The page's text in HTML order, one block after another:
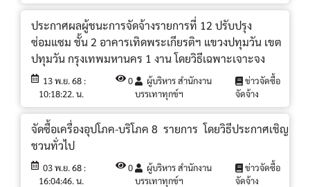
ประกาศผลผู้ชนะการจัดจ้างรายการที่ 12 ปรับปรุง
ซ่อมแซม ชั้น 2 อาคารเทิดพระเกียรติฯ แขวงปทุมวัน เขต
ปทุมวัน กรุงเทพมหานคร 1 งาน โดยวิธีเฉพาะเจาะจง
13 พ.ย. 68 :
10:18:22. น.
0
ผู้บริหาร สำนักงาน
บรรเทาทุกข์ฯ
ข่าวจัดซื้อ
จัดจ้าง
จัดซื้อเครื่องอุปโภค-บริโภค 8 รายการ โดยวิธีประกาศเชิญ
ชวนทั่วไป
03 พ.ย. 68 :
16:04:46. น.
0
ผู้บริหาร สำนักงาน
บรรเทาทุกข์ฯ
ข่าวจัดซื้อ
จัดจ้าง